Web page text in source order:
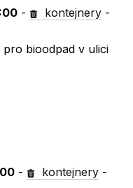
- kontejnery -
bioodpad v ulici
- kontejnery -